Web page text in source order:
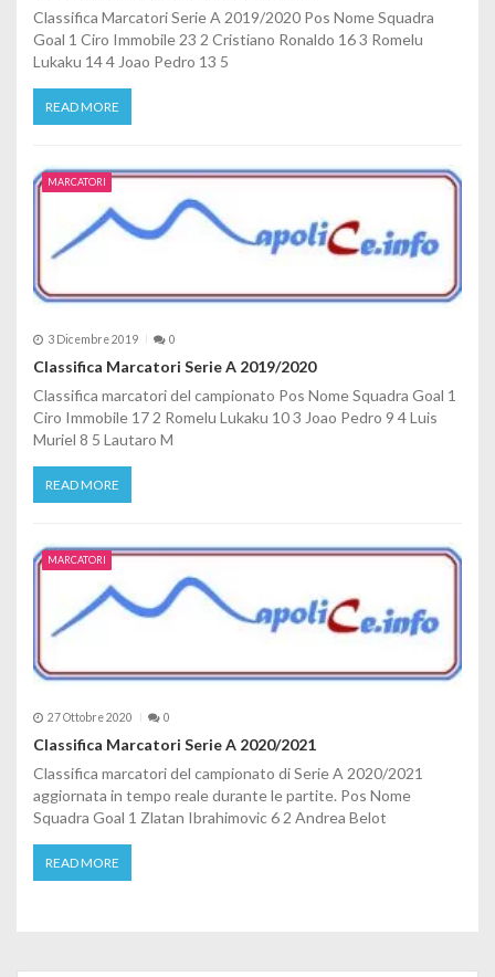
Classifica Marcatori Serie A 2019/2020 Pos Nome Squadra
Goal 1 Ciro Immobile 23 2 Cristiano Ronaldo 16 3 Romelu
Lukaku 14 4 Joao Pedro 13 5
READ MORE
MARCATORI
3 Dicembre 2019 0
Classifica Marcatori Serie A 2019/2020
Classifica marcatori del campionato Pos Nome Squadra Goal 1
Ciro Immobile 17 2 Romelu Lukaku 10 3 Joao Pedro 9 4 Luis
Muriel 8 5 Lautaro M
READ MORE
MARCATORI
27 Ottobre 2020 0
Classifica Marcatori Serie A 2020/2021
Classifica marcatori del campionato di Serie A 2020/2021
aggiornata in tempo reale durante le partite. Pos Nome
Squadra Goal 1 Zlatan Ibrahimovic 6 2 Andrea Belot
READ MORE